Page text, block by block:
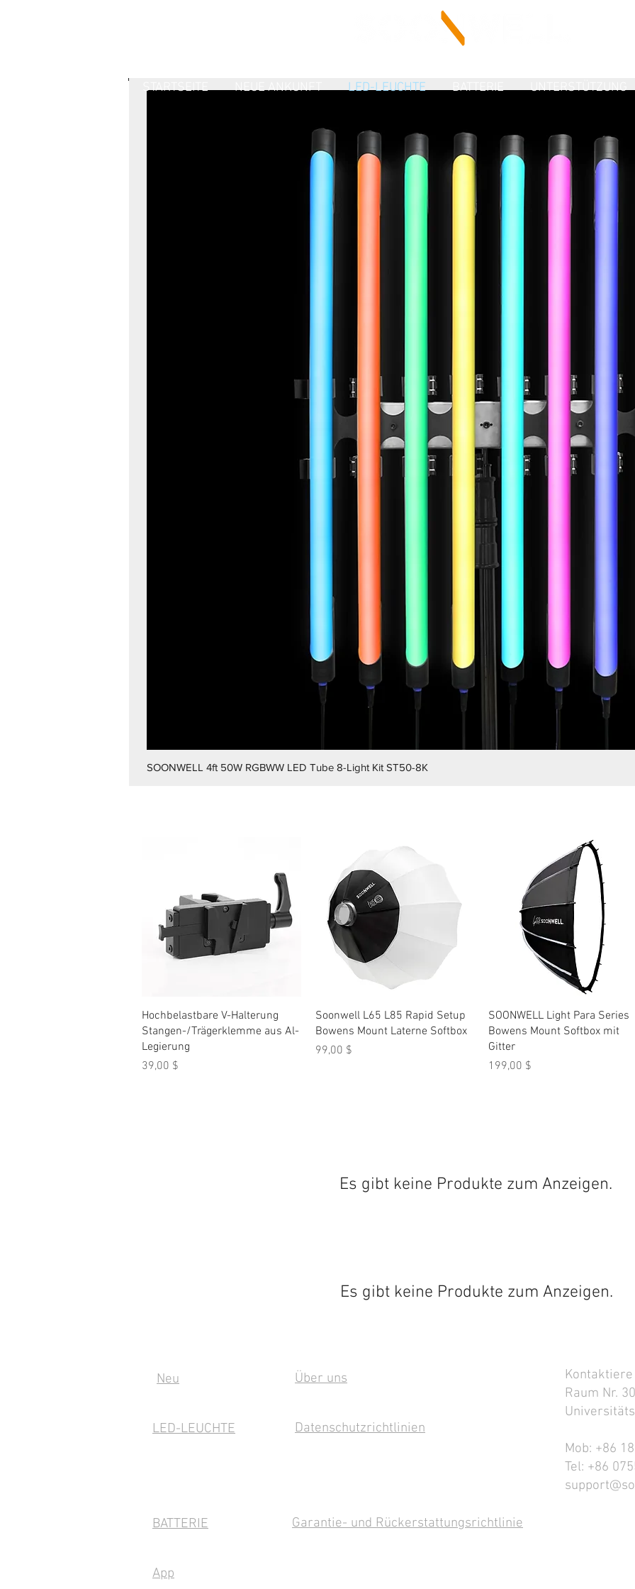
STARTSEITE NEUE ANKUNFT LED-LEUCHTE BATTERIE UNTERSTÜTZUNG
B Sensei-Röhre
SOONWELL 4ft 50W RGBWW LED Tube 8-Light Kit ST50-8K
Schnellansicht
Hochbelastbare V-Halterung
Stangen-/Trägerklemme aus Al-
Legierung
Preis
39,00 $
Schnellansicht
Soonwell L65 L85 Rapid Setup
Bowens Mount Laterne Softbox
Preis
99,00 $
Schnellansicht
SOONWELL Light Para Series
Bowens Mount Softbox mit
Gitter
Preis
199,00 $
Es gibt keine Produkte zum Anzeigen.
Es gibt keine Produkte zum Anzeigen.
Neu
LED-LEUCHTE
BATTERIE
Über uns
Datenschutzrichtlinien
Garantie- und Rückerstattungsrichtlinie
Kontaktiere
Raum Nr.
Mob: +86
Tel: +86
App